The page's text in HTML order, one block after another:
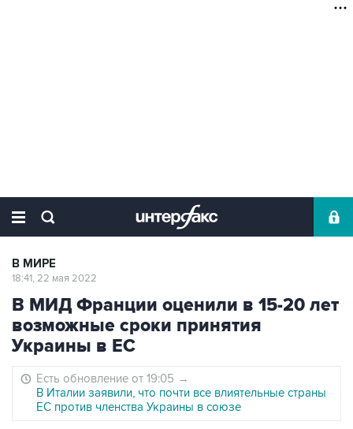
В МИРЕ
18:41, 22 мая 2022
В МИД Франции оценили в 15-20 лет
возможные сроки принятия
Украины в ЕС
Есть обновление от 19:05 →
В Италии заявили, что почти все влиятельные страны
ЕС против членства Украины в союзе